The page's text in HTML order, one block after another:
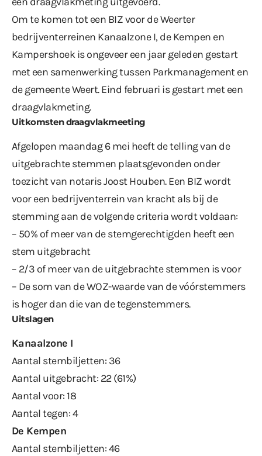
Om te komen tot een BIZ voor de Weerter
bedrijventerreinen Kanaalzone I, de Kempen en
Kampershoek is ongeveer een jaar geleden gestart
met een samenwerking tussen Parkmanagement en
de gemeente Weert. Eind februari is gestart met een
draagvlakmeting.
Uitkomsten draagvlakmeeting
Afgelopen maandag 6 mei heeft de telling van de
uitgebrachte stemmen plaatsgevonden onder
toezicht van notaris Joost Houben. Een BIZ wordt
voor een bedrijventerrein van kracht als bij de
stemming aan de volgende criteria wordt voldaan:
– 50% of meer van de stemgerechtigden heeft een
stem uitgebracht
– 2/3 of meer van de uitgebrachte stemmen is voor
– De som van de WOZ-waarde van de vóórstemmers
is hoger dan die van de tegenstemmers.
Uitslagen
Kanaalzone I
Aantal stembiljetten: 36
Aantal uitgebracht: 22 (61%)
Aantal voor: 18
Aantal tegen: 4
De Kempen
Aantal stembiljetten: 46